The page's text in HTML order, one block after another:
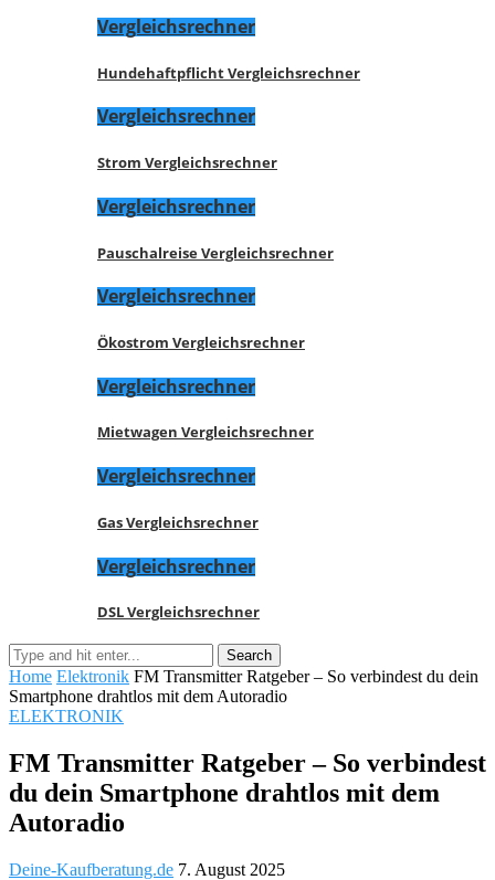
Vergleichsrechner
Hundehaftpflicht Vergleichsrechner
Vergleichsrechner
Strom Vergleichsrechner
Vergleichsrechner
Pauschalreise Vergleichsrechner
Vergleichsrechner
Ökostrom Vergleichsrechner
Vergleichsrechner
Mietwagen Vergleichsrechner
Vergleichsrechner
Gas Vergleichsrechner
Vergleichsrechner
DSL Vergleichsrechner
Home Elektronik FM Transmitter Ratgeber – So verbindest du dein
Smartphone drahtlos mit dem Autoradio
ELEKTRONIK
FM Transmitter Ratgeber – So verbindest
du dein Smartphone drahtlos mit dem
Autoradio
Deine-Kaufberatung.de 7. August 2025